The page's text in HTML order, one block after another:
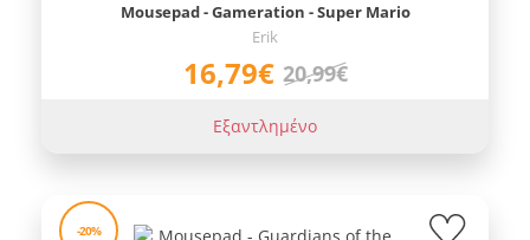
Mousepad - Gameration - Super Mario
Erik
16,79€ 20,99€
Εξαντλημένο
-20%